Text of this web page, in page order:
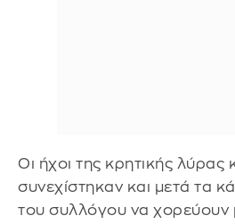
Οι ήχοι της κρητικής λύρας
συνεχίστηκαν και μετά τα
του συλλόγου να χορεύουν